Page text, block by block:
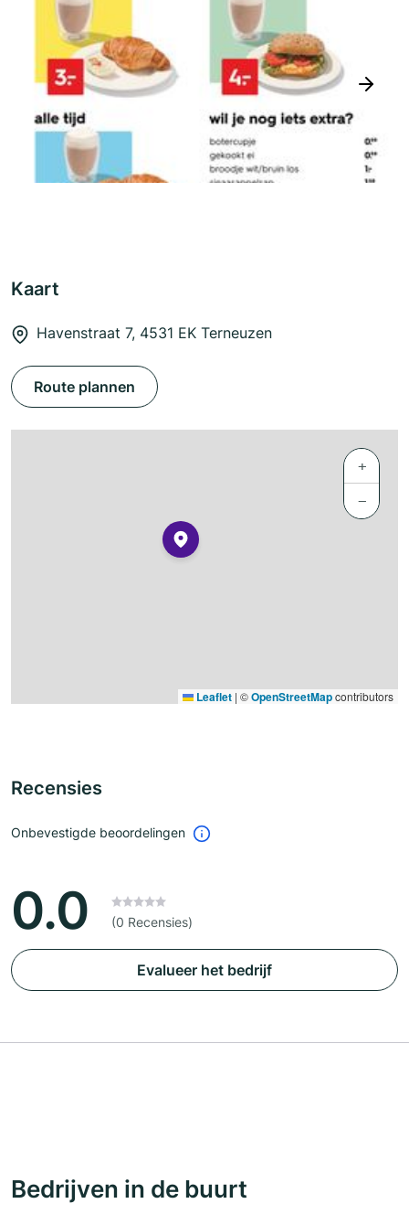
next
Kaart
Havenstraat 7, 4531 EK Terneuzen
Route plannen
+
−
Leaflet | ©OpenStreetMapcontributors
Recensies
Onbevestigde beoordelingen
0.0 (0 Recensies)
Evalueer het bedrijf
Bedrijven in de buurt